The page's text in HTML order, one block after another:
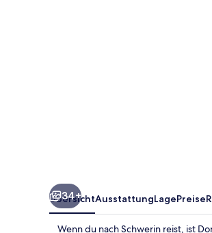
34+
ÜbersichtAusstattungLagePreise
Wenn du nach Schwerin reist, ist